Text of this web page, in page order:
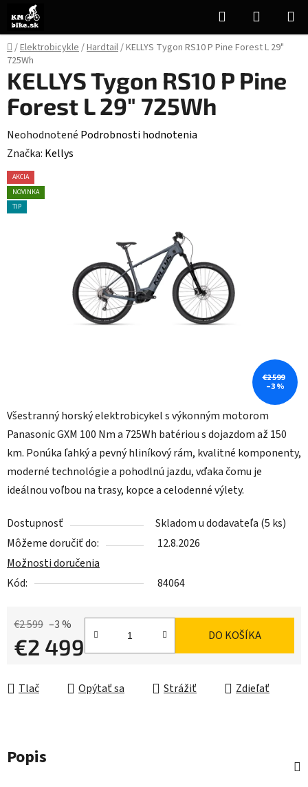
obsah
Hľadať
KOŠÍK
Domov
/Elektrobicykle/Hardtail/KELLYS Tygon RS10 P Pine Forest L 29"
725Wh
Všestranný horský elektrobicykel s výkonným motorom
Panasonic GXM 100 Nm a 725Wh batériou s dojazdom až 150
km. Ponúka ľahký a pevný hliníkový rám, kvalitné komponenty,
moderné technológie a pohodlnú jazdu, vďaka čomu je
ideálnou voľbou na trasy, kopce a celodenné výlety.
Dostupnosť Skladom u dodavateľa (5 ks)
Môžeme doručiť do:
12.8.2026
Možnosti doručenia
Kód:
84064
€2 599 –3 %
€2 499 DO KOŠÍKA
Tlač Opýtať sa Strážiť Zdieľať
KELLYS Tygon RS10 P Pine
Forest L 29" 725Wh
Priemerné
hodnotenie
produktu
je
0,0
Neohodnotené Podrobnosti hodnotenia
Značka: Kellys
AKCIA
NOVINKA
TIP
€2 599
–3 %
Popis